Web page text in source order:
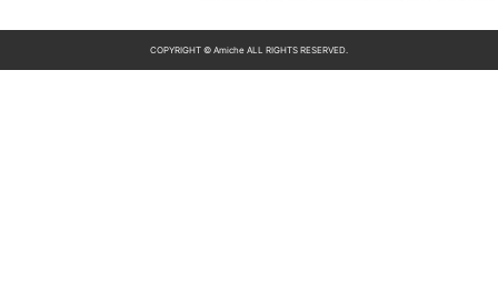
COPYRIGHT © Amiche ALL RIGHTS RESERVED.